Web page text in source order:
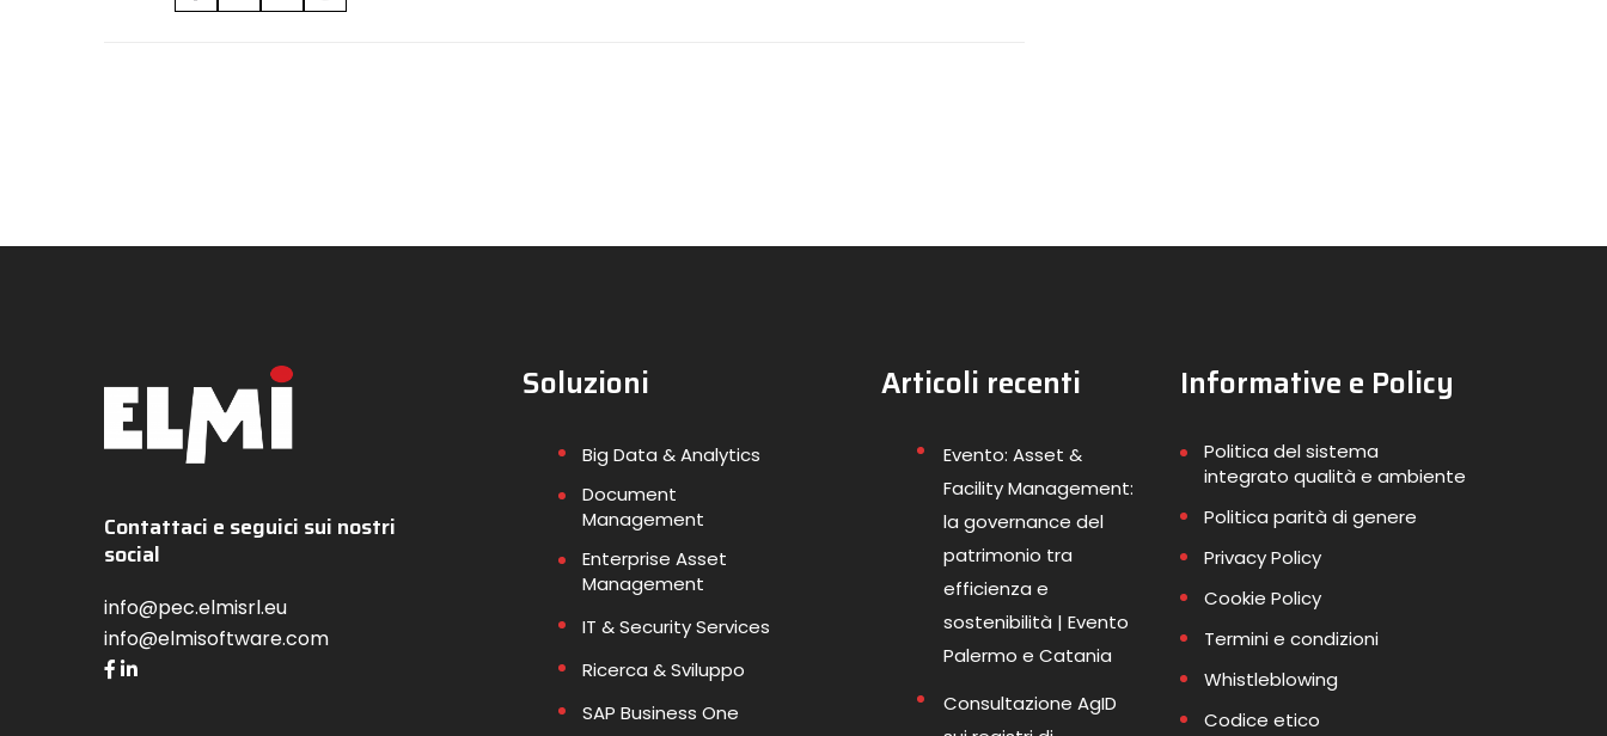
Contattaci e seguici sui nostri
social
info@pec.elmisrl.eu
info@elmisoftware.com
Soluzioni
Big Data & Analytics
Document
Management
Enterprise Asset
Management
IT & Security Services
Ricerca & Sviluppo
SAP Business One
Articoli recenti
Evento: Asset &
Facility Management:
la governance del
patrimonio tra
efficienza e
sostenibilità | Evento
Palermo e Catania
Consultazione AgID
Informative e Policy
Politica del sistema
integrato qualità e ambiente
Politica parità di genere
Privacy Policy
Cookie Policy
Termini e condizioni
Whistleblowing
Codice etico